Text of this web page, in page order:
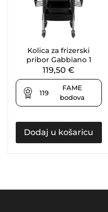
Kolica za frizerski
pribor Gabbiano 1
119,50€
119
FAME
bodova
Dodaj u košaricu